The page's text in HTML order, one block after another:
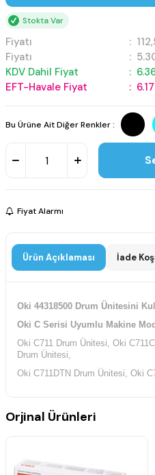
Stokta Var
Fiyatı :
Fiyatı
:
KDV Dahil Fiyat
:
EFT-Havale Fiyat
:
Bu Ürüne Ait Diğer Renkler :
Fiyat Alarmı
Ürün Açıklaması İade
Oki 44318500 Drum Ünitesini
Oki C Serisi Uyumlu Makine
Oki C711 Drum Ünitesi, Oki
Drum Ünitesi,
Oki C711DTN Drum Ünitesi, Oki
Orjinal Ürünleri